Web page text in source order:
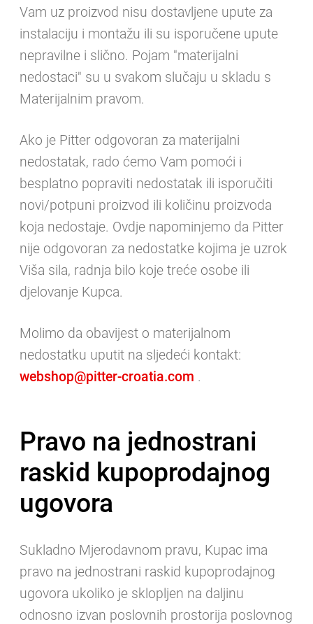
Vam uz proizvod nisu dostavljene upute za
instalaciju i montažu ili su isporučene upute
nepravilne i slično. Pojam "materijalni
nedostaci" su u svakom slučaju u skladu s
Materijalnim pravom.
Ako je Pitter odgovoran za materijalni
nedostatak, rado ćemo Vam pomoći i
besplatno popraviti nedostatak ili isporučiti
novi/potpuni proizvod ili količinu proizvoda
koja nedostaje. Ovdje napominjemo da Pitter
nije odgovoran za nedostatke kojima je uzrok
Viša sila, radnja bilo koje treće osobe ili
djelovanje Kupca.
Molimo da obavijest o materijalnom
nedostatku uputit na sljedeći kontakt:
webshop@pitter-croatia.com .
Pravo na jednostrani
raskid kupoprodajnog
ugovora
Sukladno Mjerodavnom pravu, Kupac ima
pravo na jednostrani raskid kupoprodajnog
ugovora ukoliko je sklopljen na daljinu
odnosno izvan poslovnih prostorija poslovnog